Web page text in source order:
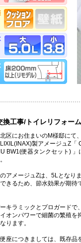
換工事/トイレリフォーム
区にお住まいのM様邸にて
LIXIL(INAX)製アメージュZ「
BW1(便器タンクセット)
アメージュZは、5Lとなり
きるため、節水効果が期待
キラミックとプロガードで
オンパワーで細菌の繁殖を
ります。
座につきましては、既存品